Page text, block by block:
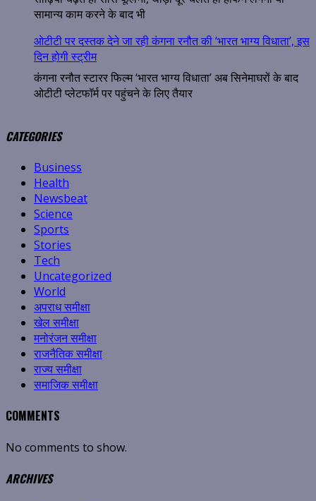
सामान्य काम करने के बाद भी
ओटीटी पर दस्तक देने जा रही कंगना रनौत की ‘भारत भाग्य विधाता’, इस
दिन होगी स्ट्रीम
कंगना रनौत स्टारर फिल्म ‘भारत भाग्य विधाता’ अब सिनेमाघरों के बाद
ओटीटी प्लेटफॉर्म पर पहुंचने के लिए तैयार
CATEGORIES
Business
Health
Newsbeat
Science
Sports
Stories
Tech
Uncategorized
World
अपराध समीक्षा
खेल समीक्षा
मनोरंजन समीक्षा
राजनैतिक समीक्षा
राज्य समीक्षा
समाजिक समीक्षा
COMMENTS
No comments to show.
ARCHIVES